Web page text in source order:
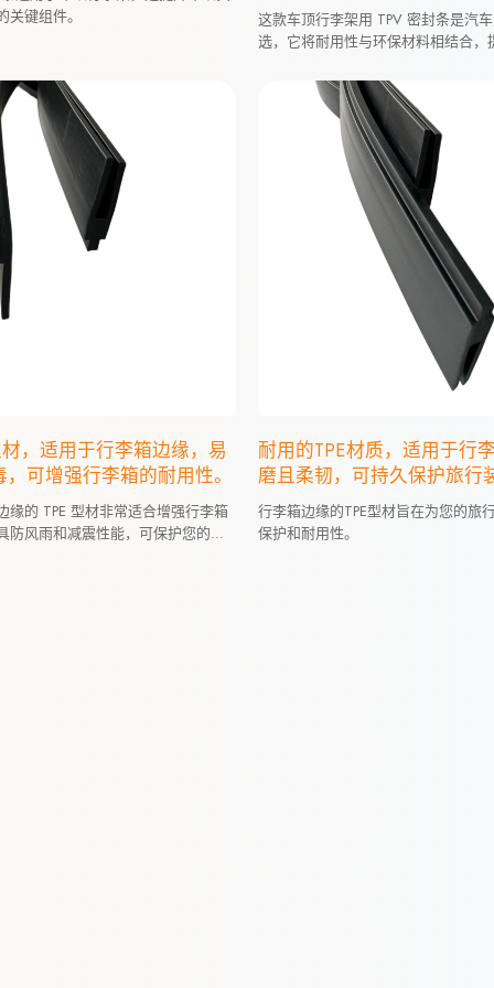
键组件。
这款车顶行李架用 TPV 密封条是汽
选，它将耐用性与环保材料相结合，
，适用于行李箱边缘，易
可增强行李箱的耐用性。
缘的 TPE 型材非常适合增强行李箱
防风雨和减震性能，可保护您的物
耐用的TPE材质，适用于行
磨且柔韧，可持久保护旅行
行李箱边缘的TPE型材旨在为您的旅
保护和耐用性。